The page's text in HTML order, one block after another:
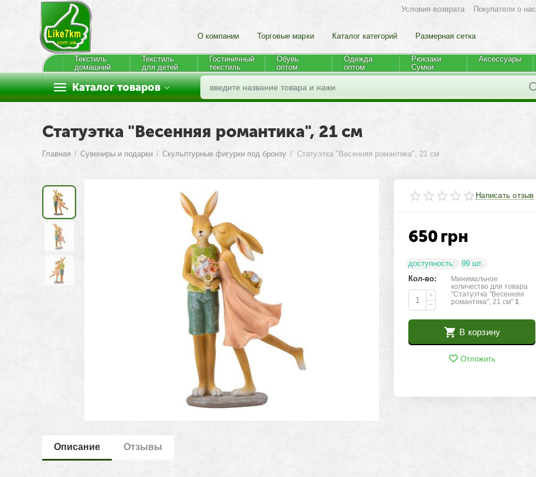
Условия возврата Покупатели о нас
О компании Торговые марки Каталог категорий Размерная сетка
Текстиль
домашний
Текстиль
для детей
Гостиничный
текстиль
Обувь
оптом
Одежда
оптом
Рюкзаки
Cумки
Аксессуары
Каталог товаров
Статуэтка "Весенняя романтика", 21 см
Главная / Сувениры и подарки / Скульптурные фигурки под бронзу / Статуэтка "Весенняя романтика", 21 см
Написать отзыв
650грн
доступность:
99 шт.
Кол-во:
+
−
Минимальное
количество для товара
"Статуэтка "Весенняя
романтика", 21 см"1.
В корзину
Отложить
Описание Отзывы